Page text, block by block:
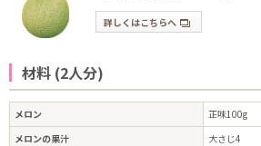
詳しくはこちらへ
材料 (2人分)
メロン
正味100g
メロンの果汁
大さじ4